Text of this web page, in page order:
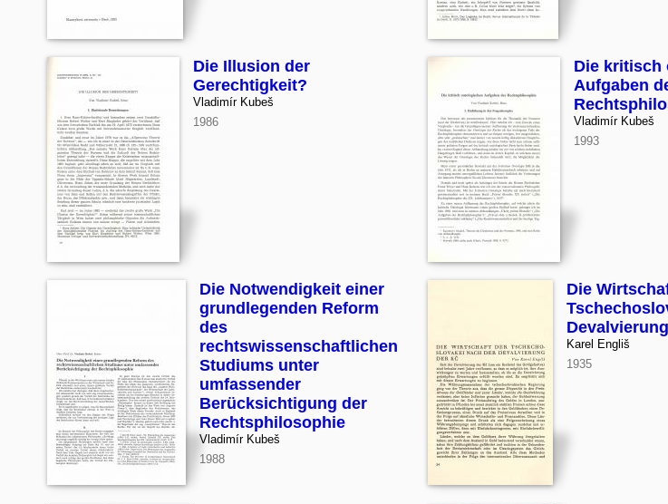
Die Illusion der
Gerechtigkeit?
Vladimír Kubeš
1986
Die kritisch
Aufgaben
Vladimír Kubeš
1993
Die Notwendigkeit einer
grundlegenden Reform
des
rechtswissenschaftlichen
Studiums unter
umfassender
Berücksichtigung der
Rechtsphilosophie
Vladimír Kubeš
1988
Die
Karel Engliš
1935